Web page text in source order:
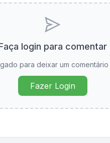
login para comentar
para deixar um
Fazer Login